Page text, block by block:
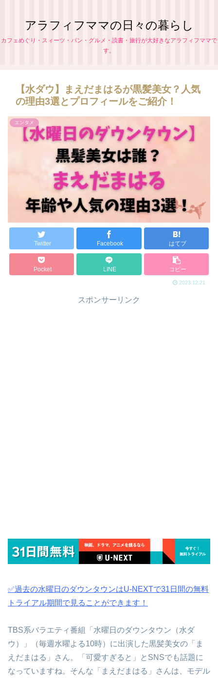
アラフィフママの日々の暮らし
カフェめぐり・スィーツ・パン・グルメ・読書・旅行が大好きなアラフィフママで
す。
【水ダウ】まえだまはるが黒髪美女？人気
の理由3選とプロフィールをご紹介！
エンタメ
Twitter Facebook はてブ
Pocket LINE コピー
2023.12.21
スポンサーリンク
✅過去の水曜日のダウンタウンはU-NEXTで31日間の無料
トライアル期間で見ることができます！
TBS系バラエティ番組「水曜日のダウンタウン（水ダ
ウ）」（毎週水曜よる10時）に出演した黒髪美女の「ま
えだまはる」さん。「可愛すぎると」とSNSでも話題に
なっていますね。そんな「まえだまはる」さんは、モデル